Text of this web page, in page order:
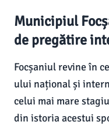
Municipiul
de pregătire
Focșaniul revine în
ului național și
celui mai mare
din istoria acestui